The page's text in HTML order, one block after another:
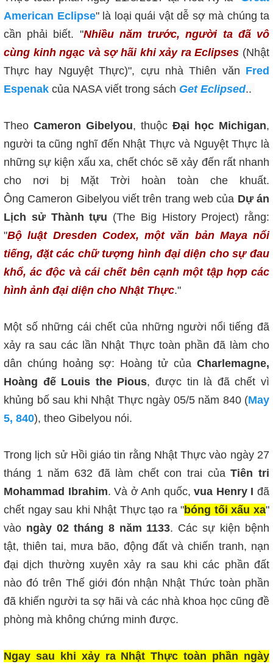
American Eclipse" là loại quái vật dễ sợ mà chúng ta
cần phải biết. "Nhiều năm trước, người ta đã vô
cùng kinh ngạc và sợ hãi khi xảy ra Eclipses (Nhật
Thực hay Nguyệt Thực)", cựu nhà Thiên văn Fred
Espenak của NASA viết trong sách Get Eclipsed..
Theo Cameron Gibelyou, thuộc Đại học Michigan,
người ta cũng nghĩ đến Nhật Thực và Nguyệt Thực là
những sự kiện xấu xa, chết chóc sẽ xảy đến rất nhanh
cho nơi bị Mặt Trời hoàn toàn che khuất.
Ông Cameron Gibelyou viết trên trang web của Dự án
Lịch sử Thành tựu (The Big History Project) rằng:
"Bộ luật Dresden Codex, một văn bản Maya nổi
tiếng, đặt các chữ tượng hình đại diện cho sự đau
khổ, ác độc và cái chết bên cạnh một tập hợp các
hình ảnh đại diện cho Nhật Thực."
Một số những cái chết của những người nổi tiếng đã
xảy ra sau các lần Nhật Thực toàn phần đã làm cho
dân chúng hoảng sợ: Hoàng tử của Charlemagne,
Hoàng đế Louis the Pious, được tin là đã chết vì
khủng bố sau khi Nhật Thực ngày 05/5 năm 840 (May
5, 840), theo Gibelyou nói.
Trong lịch sử Hồi giáo tin rằng Nhật Thực vào ngày 27
tháng 1 năm 632 đã làm chết con trai củaTiên tri
Mohammad Ibrahim. Và ở Anh quốc,vua Henry I đã
chết ngay sau khi Nhật Thực tạo ra "bóng tối xấu xa"
vào ngày 02 tháng 8 năm 1133. Các sự kiện bệnh
tật, thiên tai, mưa bão, động đất và chiến tranh, nạn
đại dịch thường xuyên xảy ra sau khi các phần đất
nào đó trên Thế giới đón nhận Nhật Thức toàn phần
đã khiến người ta sợ hãi và các nhà khoa học cũng đề
phòng mà không chứng minh được.
Ngay sau khi xảy ra Nhật Thực toàn phần ngày